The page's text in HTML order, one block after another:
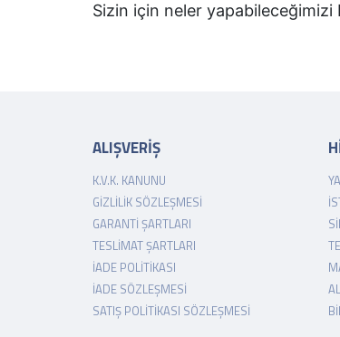
Sizin için neler yapabileceğimizi
ALIŞVERİŞ
K.V.K. KANUNU
GIZLILIK SÖZLEŞMESI
GARANTI ŞARTLARI
TESLIMAT ŞARTLARI
İADE POLITIKASI
İADE SÖZLEŞMESI
SATIŞ POLITIKASI SÖZLEŞMESI